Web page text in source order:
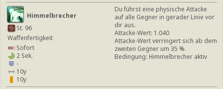
Himmelbrecher
St. 96
Waffenfertigkeit
Sofort
2 Sek.
-
10y
10y
Du führst eine physische Attacke
auf alle Gegner in gerader Linie vor
dir aus.
Attacke-Wert: 1.040
Attacke-Wert verringert sich ab dem
zweiten Gegner um 35 %.
Bedingung: Himmelbrecher aktiv